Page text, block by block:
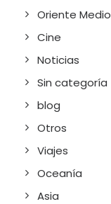
Oriente Medio
Cine
Noticias
Sin categoría
blog
Otros
Viajes
Oceanía
Asia